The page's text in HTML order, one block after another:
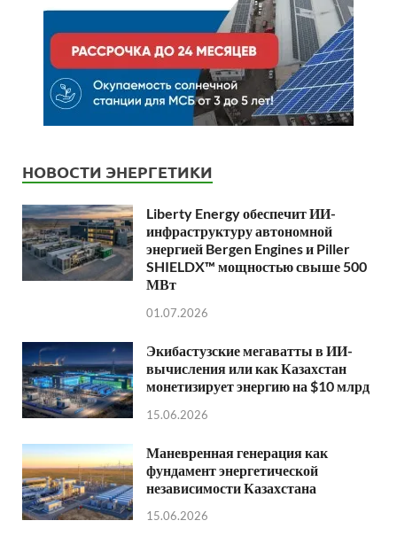
НОВОСТИ ЭНЕРГЕТИКИ
Liberty Energy обеспечит ИИ-
инфраструктуру автономной
энергией Bergen Engines и Piller
SHIELDX™ мощностью свыше 500
МВт
01.07.2026
Экибастузские мегаватты в ИИ-
вычисления или как Казахстан
монетизирует энергию на $10 млрд
15.06.2026
Маневренная генерация как
фундамент энергетической
независимости Казахстана
15.06.2026